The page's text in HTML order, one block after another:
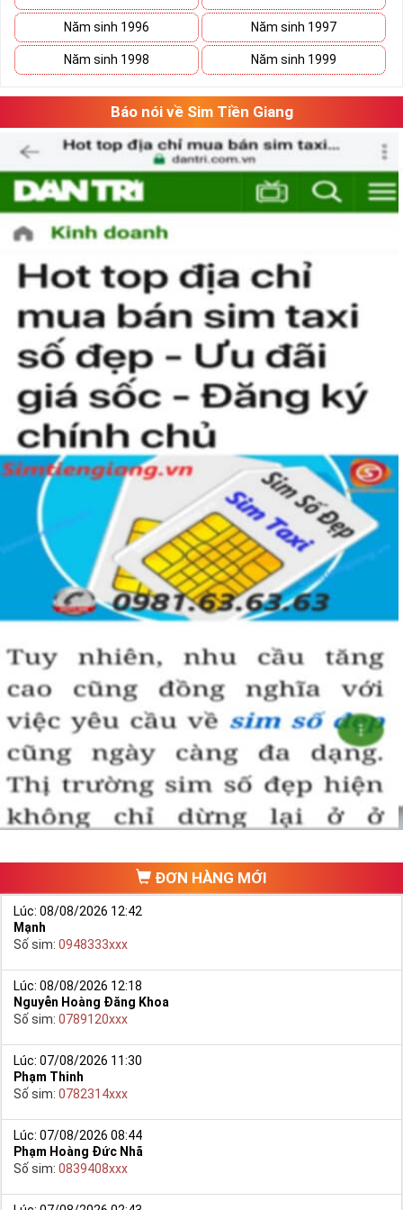
Phương pháp chọn sim số đẹp lục qúy 8
“Số có nghĩa – Người có mệnh”, lựa chọnsim số đẹp
tứ quý cần căn
cứ vào vận mệnh của mỗi người. Lựa chọn sim số đẹp hợp mệnh
không chỉ mang lại nhiều may mắn và tài lộc cho chủ sim mà nó
còn thể hiện được nhiều phong cách làm việc chuyên nghiệp của
người sử dụng.
Theo ngũ hành sinh khắc, con số 8 là con số cát của mệnh Thổ.
Người mệnh này sử dụng sim điện thoại chứa số 8 sẽ mang lại
nhiều may mắn và tài lộc.
Ngoài ra khi lựa chọn sim số đẹp chúng ta nên chọn dãy số âm
dương hài hòa và có tổng số nút cao, như vậy việc làm ăn sẽ gặp
nhiều thuận lợi và suôn sẻ hơn.
Hãy lựa chọn sim lục quý 8 hợp phong thủy và vận mệnh để đem
đến vượng khí và may mắn trong công danh, sự nghiệp.
Hướng dẫn mua Sim Lục Quý 8 tại
Simtiengiang.vn.
Sim Tiền Giang là đơn vị cung cấp sim số đẹp lục quý 8, sim giá rẻ
uy tín chất lượng.
Chọn mua sim số đẹp thường mất nhiều thời gian ở khoản lựa số,
một số phải vừa đẹp, vừa tốt về phong thủy thì mới là sim hoàn
hảo. Vậy phải làm sao?
- Cách nhanh nhất để chọn mua được sim lục quý 8 là bạn vào
đầu trang chủ. Đây là danh sách sim được đại lý giảm giá vì một số
lý do nên bạn có thể chọn mua được số đẹp lại có giá cực rẻ nữa.
Ngoài ra quý khách chưa ưng ý về sim luc quy 8 có cũng thể tham
khảo thêm Sim Vinaphone,Sim Gmobile, Sim Lục Quý,Sim Lục Quý
Hướng dẫn mua Sim Lục Quý 8 tại Simtiengiang.vn.
+ Bước 1: Bạn truy cập vào truy cập vào Google gõ Simtiengiang.vn
bấm vào link
ngay bên góc trái màn hình. Sau đó chọn Sim Lục Quý 8.
+ Bước 3: Khi các số sim lục quý 8 xuất hiện, bạn có thể chọn
mạng, đầu số, phân loại,… để lọc ra những yêu cầu của bạn, giúp
bạn tìm sim nhanh nhất.
Năm sinh 1996 Năm sinh 1997
Năm sinh 1998 Năm sinh 1999
Báo nói về Sim Tiền Giang
ĐƠN HÀNG MỚI
Lúc: 08/08/2026 12:42
Mạnh
Số sim: 0948333xxx
Lúc: 08/08/2026 12:18
Nguyễn Hoàng Đăng Khoa
Số sim: 0789120xxx
Lúc: 07/08/2026 11:30
Phạm Thinh
Số sim: 0782314xxx
Lúc: 07/08/2026 08:44
Phạm Hoàng Đức Nhã
Số sim: 0839408xxx